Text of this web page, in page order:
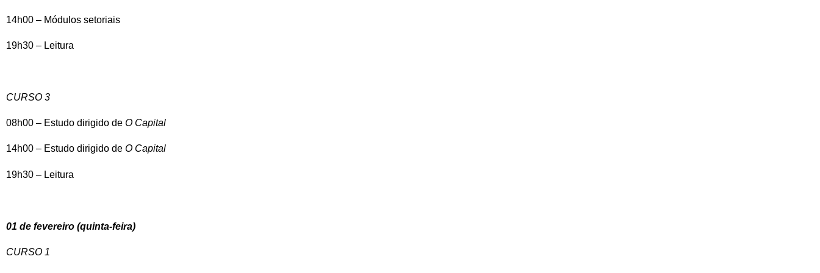
14h00 – Módulos setoriais
19h30 – Leitura
CURSO 3
08h00 – Estudo dirigido de O Capital
14h00 – Estudo dirigido de O Capital
19h30 – Leitura
01 de fevereiro (quinta-feira)
CURSO 1